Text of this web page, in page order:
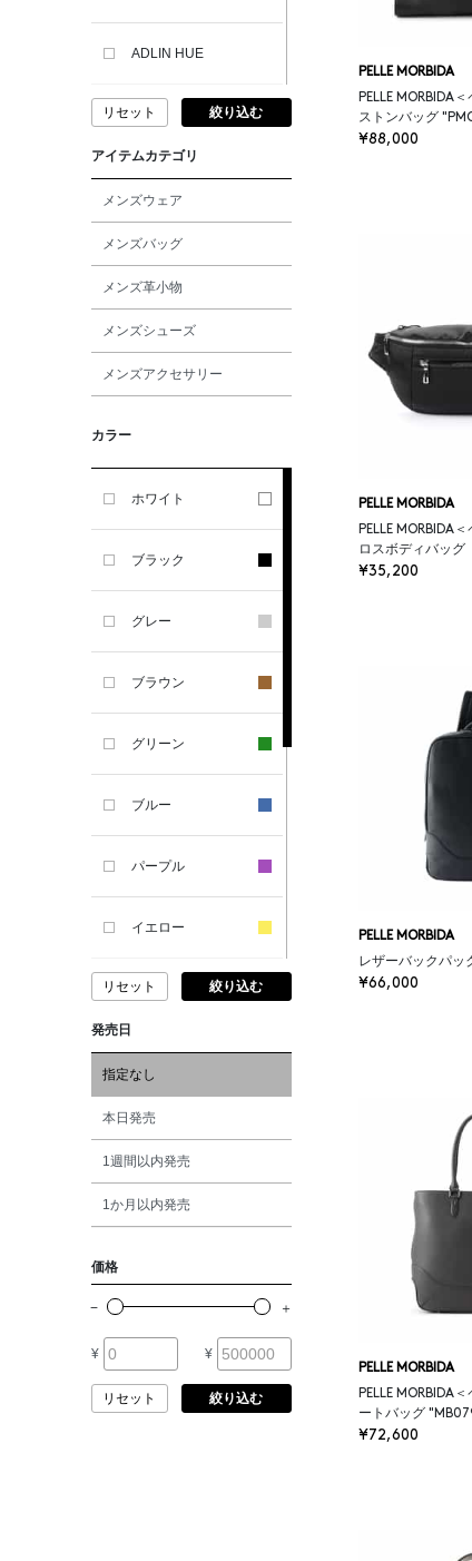
ADLIN HUE
ADVISORY BOARD
AESOP
ALBERT THURSTON
ANDERSONS
ANYA HINDMARCH
ARCS LONDON
ARIANNA
ARMA
ASAUCE MELER
リセット 絞り込む
アイテムカテゴリ
メンズウェア
メンズバッグ
メンズ革小物
メンズシューズ
メンズアクセサリー
カラー
ホワイト
ブラック
グレー
ブラウン
グリーン
ブルー
パープル
イエロー
ピンク
レッド
オレンジ
シルバー
リセット 絞り込む
発売日
指定なし
本日発売
1週間以内発売
1か月以内発売
価格
¥ ¥
リセット 絞り込む
PELLE MORBIDA
PELLE MORBIDA
ストンバッグ
¥88,000
PELLE MORBIDA
PELLE MORBIDA
ロスボディバッグ
¥35,200
PELLE MORBIDA
レザーバックパッ
¥66,000
PELLE MORBIDA
PELLE MORBIDA
ートバッグ
¥72,600